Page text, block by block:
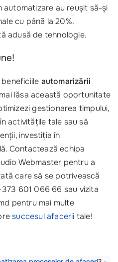
automatizare au reușit să-și
cu până la 20%.
adusă de tehnologie.
automarizării
lăsa această oportunitate
gestionarea timpului,
activitățile tale sau să
investiția în
Contactează echipa
Webmaster pentru a
care să se potrivească
601 066 66 sau vizita
pentru mai multe
succesul afacerii tale!